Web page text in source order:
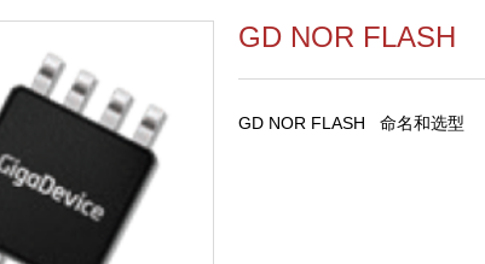
GD NOR FLASH
GD NOR FLASH 命名和选型